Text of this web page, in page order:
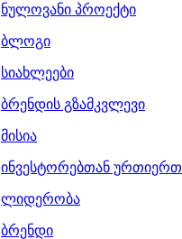
ნულოვანი პროექტი
ბლოგი
სიახლეები
ბრენდის გზამკვლევი
მისია
ინვესტორებთან
ლიდერობა
ბრენდი